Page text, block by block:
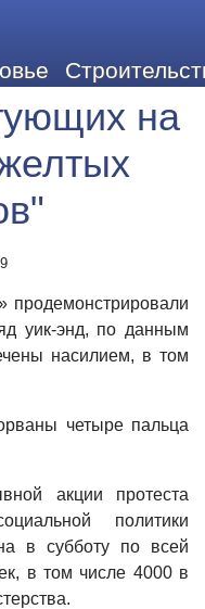
на
продемонстрировали
уик-энд, по данным
насилием, в том
четыре пальца
акции протеста
политики
в субботу по всей
в том числе 4000 в